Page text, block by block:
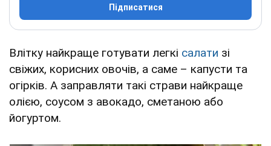
Підписатися
Влітку найкраще готувати легкі салати зі
свіжих, корисних овочів, а саме – капусти та
огірків. А заправляти такі страви найкраще
олією, соусом з авокадо, сметаною або
йогуртом.